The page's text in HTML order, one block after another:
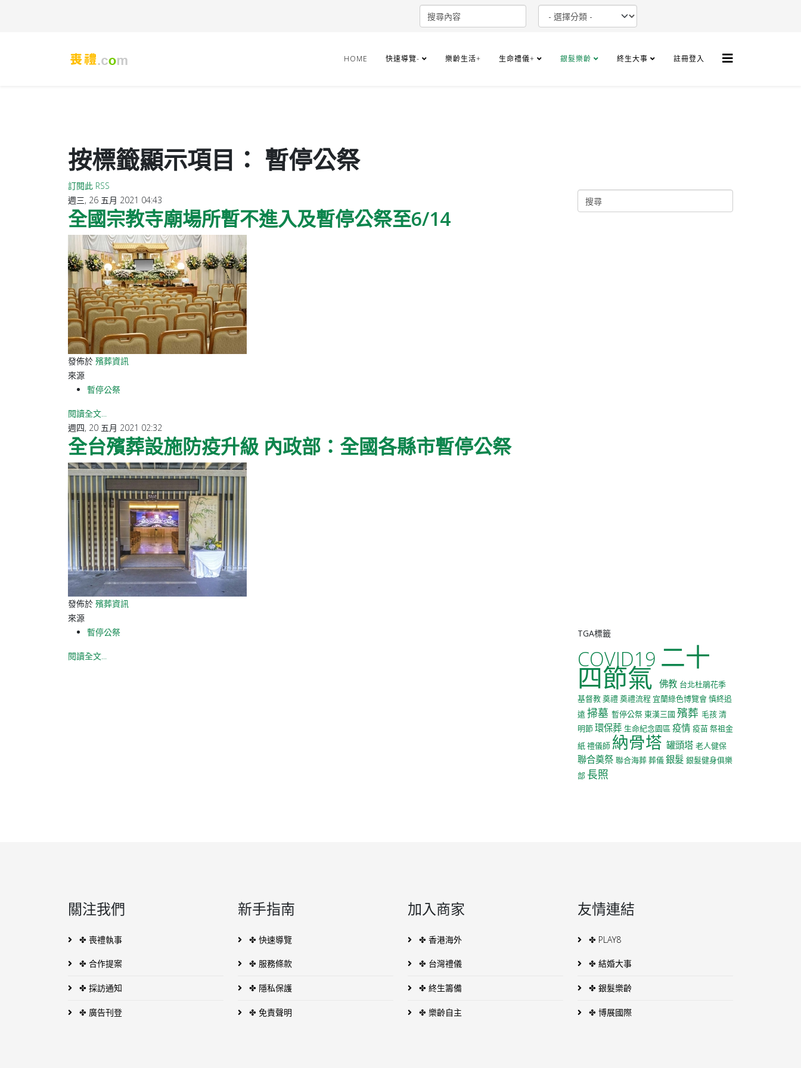
HOME 快速導覽- 樂齡生活+ 生命禮儀+ 銀髮樂齡 終生大事 註冊登入
按標籤顯示項目： 暫停公祭
訂閱此 RSS
週三, 26 五月 2021 04:43
全國宗教寺廟場所暫不進入及暫停公祭至6/14
發佈於 殯葬資訊
來源
暫停公祭
閱讀全文...
週四, 20 五月 2021 02:32
全台殯葬設施防疫升級 內政部：全國各縣市暫停公祭
發佈於 殯葬資訊
來源
暫停公祭
閱讀全文...
TGA標籤
COVID19 二十
四節氣 佛教 台北杜鵑花季
基督教奠禮奠禮流程 宜蘭綠色博覽會慎終追
遠掃墓 暫停公祭東漢三國 殯葬 毛孩清
明節環保葬 生命紀念園區 疫情 疫苗祭祖金
紙禮儀師 納骨塔 罐頭塔 老人健保
聯合奠祭 聯合海葬葬儀銀髮 銀髮健身俱樂
部 長照
關注我們
✤ 喪禮執事
✤ 合作提案
✤ 採訪通知
✤ 廣告刊登
新手指南
✤ 快速導覽
✤ 服務條款
✤ 隱私保護
✤ 免責聲明
加入商家
✤ 香港海外
✤ 台灣禮儀
✤ 終生籌備
✤ 樂齡自主
友情連結
✤ PLAY8
✤ 結婚大事
✤ 銀髮樂齡
✤ 博展國際